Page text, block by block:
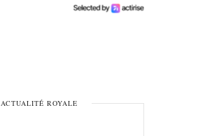
ACTUALITÉ ROYALE